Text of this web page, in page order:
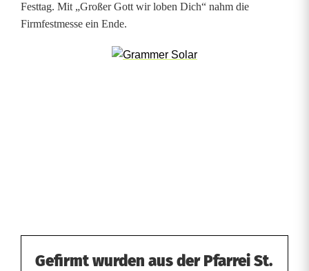
Festtag. Mit „Großer Gott wir loben Dich“ nahm die
Firmfestmesse ein Ende.
Gefirmt wurden aus der Pfarrei St.